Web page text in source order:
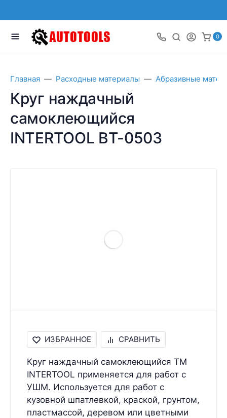
0
Главная Расходные материалы Абразивные
Круг наждачный
самоклеющийся
INTERTOOL BT-0503
ИЗБРАННОЕ СРАВНИТЬ
Круг наждачный самоклеющийся ТМ
INTERTOOL применяется для работ с
УШМ. Используется для работ с
кузовной шпатлевкой, краской, грунтом,
пластмассой, деревом или цветными